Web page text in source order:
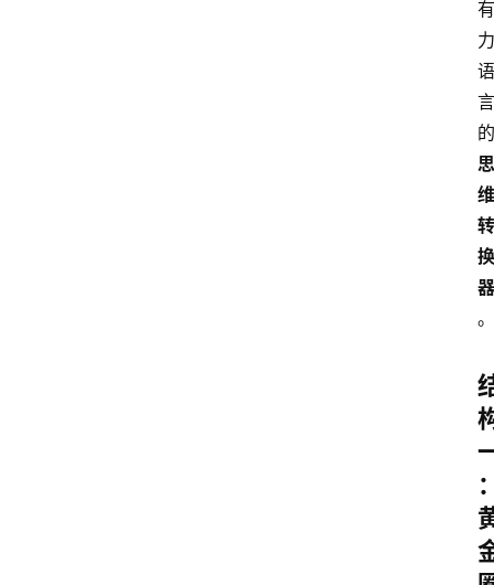
有
力
语
言
的
思
维
转
换
器
。